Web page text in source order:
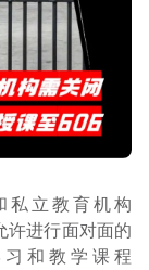
私立教 育机构
许进行面对面的
和教学课程